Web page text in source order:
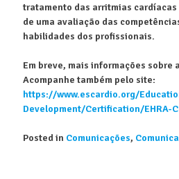
tratamento das arritmias
de uma avaliação das
habilidades dos profissionais.
Em breve, mais informações sobre
Acompanhe também pelo site:
https://www.escardio.org/
Development/Certification/EHRA-
Posted in Comunicações,